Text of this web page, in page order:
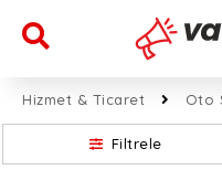
Hizmet & Ticaret Oto
Filtrele